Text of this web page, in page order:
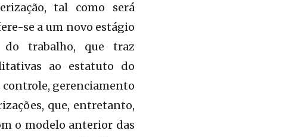
tal como será
se a um novo estágio
do trabalho, que traz
ao estatuto do
controle, gerenciamento
que, entretanto,
o modelo anterior das